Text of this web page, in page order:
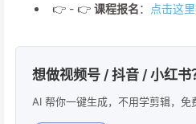
👉 - 👉 课程报名： 点击这
想做视频号 / 抖音 / 小红书
AI 帮你一键生成，不用学剪辑，免